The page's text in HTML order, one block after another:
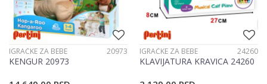
IGRAČKE ZA BEBE 20973
KENGUR 20973
IGRAČKE ZA BEBE 24260
KLAVIJATURA KRAVICA 24260